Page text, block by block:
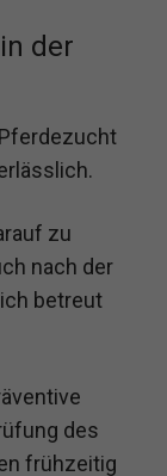
der
zu
nach der
betreut
des
frühzeitig